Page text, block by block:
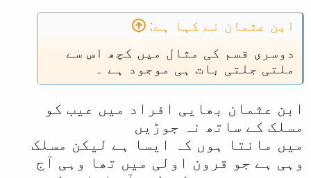
ابن عثمان نے کہا ہے:
دوسری قسم کی مثال میں کچھ اس سے
ملتی جلتی بات ہی موجود ہے ۔
ابن عثمان بھایی افراد میں عیب کو
مسلک کے ساتھ نہ جوڑیں
میں مانتا ہوں کہ ایسا ہے لیکن مسلک
وہی ہے جو قرون اولی میں تھا وہی آج